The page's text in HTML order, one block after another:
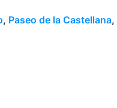
, Paseo de la Castellana,